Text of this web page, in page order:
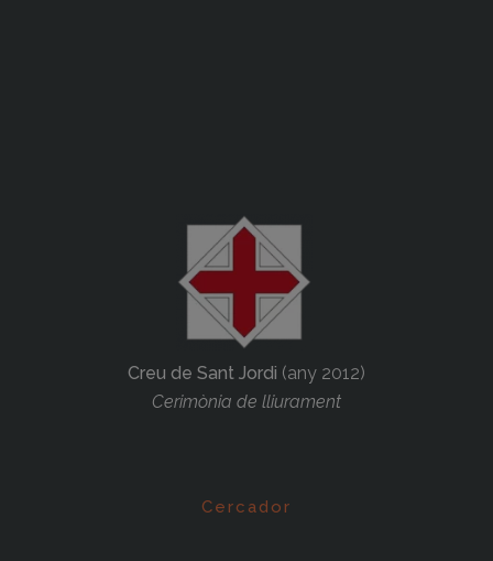
Creu de Sant Jordi (any 2012)
Cerimònia de lliurament
Cercador